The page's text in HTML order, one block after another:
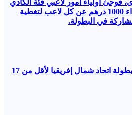
في أحد الأندية بمطالبتهم بأداء 1000 درهم عن كل لاعب لتغطية
في البطولة.
لبؤات الأطلس يتوجن بلقب بطولة اتحاد شمال إفريقيا لأقل من 17